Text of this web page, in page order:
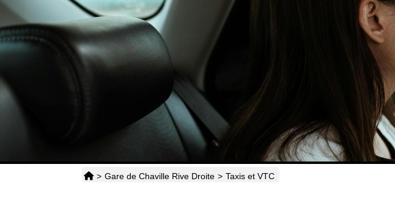
> Gare de Chaville Rive Droite > Taxis et VTC